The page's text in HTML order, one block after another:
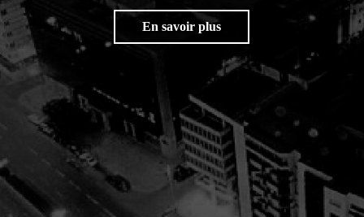
En savoir plus